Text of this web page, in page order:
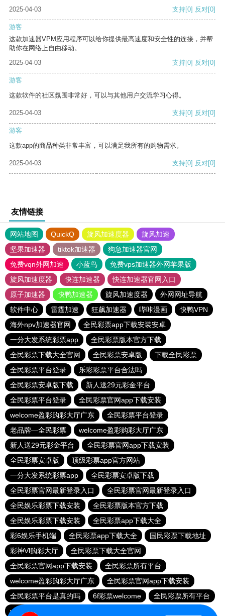
2025-04-03
支持[0] 反对[0]
游客
这款加速器VPM应用程序可以给你提供最高速度和安全性的连接，并帮
助你在网络上自由移动。
2025-04-03
支持[0] 反对[0]
游客
这款软件的社区氛围非常好，可以与其他用户交流学习心得。
2025-04-03 支持[0] 反对[0]
游客
这款app的商品种类非常丰富，可以满足我所有的购物需求。
2025-04-03 支持[0] 反对[0]
友情链接
网站地图 QuickQ 旋风加速度器
旋风加速
坚果加速器
tiktok加速器
狗急加速器官网
免费vqn外网加速
小蓝鸟
免费vps加速器外网苹果版
旋风加速度器
快连加速器
快连加速器官网入口
原子加速器
快鸭加速器 旋风加速度器
外网网址导航
软件中心
雷霆加速 狂飙加速器 哔咔漫画
快鸭VPN
海外npv加速器官网
全民彩票app下载安装安卓
一分大发系统彩票app
全民彩票版本官方下载
全民彩票下载大全官网
全民彩票安卓版
下载全民彩票
全民彩票平台登录
乐彩彩票平台合法吗
全民彩票安卓版下载
新人送29元彩金平台
全民彩票平台登录
全民彩票官网app下载安装
welcome盈彩购彩大厅广东
全民彩票平台登录
老品牌—全民彩票
welcome盈彩购彩大厅广东
新人送29元彩金平台
全民彩票官网app下载安装
全民彩票安卓版
顶级彩票app官方网站
一分大发系统彩票app
全民彩票安卓版下载
全民彩票官网最新登录入口
全民彩票官网最新登录入口
全民娱乐彩票下载安装
全民彩票版本官方下载
全民娱乐彩票下载安装
全民彩票app下载大全
彩6娱乐手机端
全民彩票app下载大全
国民彩票下载地址
彩神Vl购彩大厅
全民彩票下载大全官网
全民彩票官网app下载安装
全民彩票所有平台
welcome盈彩购彩大厅广东
全民彩票官网app下载安装
全民彩票平台是真的吗
6f彩票welcome
全民彩票所有平台
welcome大发购彩